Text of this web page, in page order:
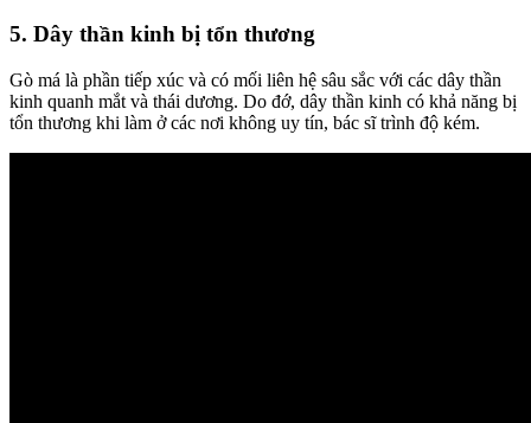
5. Dây thần kinh bị tổn thương
Gò má là phần tiếp xúc và có mối liên hệ sâu sắc với các dây thần
kinh quanh mắt và thái dương. Do đớ, dây thần kinh có khả năng bị
tổn thương khi làm ở các nơi không uy tín, bác sĩ trình độ kém.